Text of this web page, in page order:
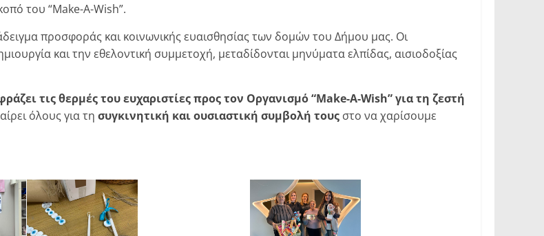
του “Make-A-Wish”.
προσφοράς και κοινωνικής ευαισθησίας των δομών του Δήμου μας. Οι
και την εθελοντική συμμετοχή, μεταδίδονται μηνύματα ελπίδας, αισιοδοξίας
τις θερμές του ευχαριστίες προς τον Οργανισμό “Make-A-Wish” για τη ζεστή
όλους για τη συγκινητική και ουσιαστική συμβολή τους στο να χαρίσουμε